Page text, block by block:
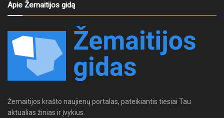
Apie Žemaitijos gidą
Žemaitijos krašto naujienų portalas, pateikiantis tiesiai Tau
aktualias žinias ir įvykius.